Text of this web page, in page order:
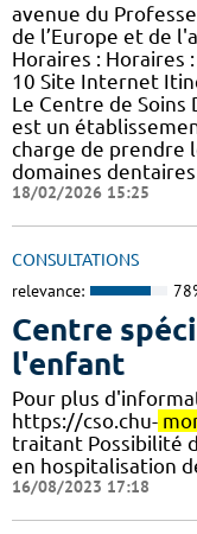
avenue du
de l’Europe et de
Horaires : Horaires
10 Site Internet
Le Centre de Soins
est un
charge de prendre
domaines
18/02/2026 15:25
CONSULTATIONS
relevance:
Centre
l'enfant
Pour plus
https://cso.chu-
traitant Possibilité
en hospitalisation
16/08/2023 17:18